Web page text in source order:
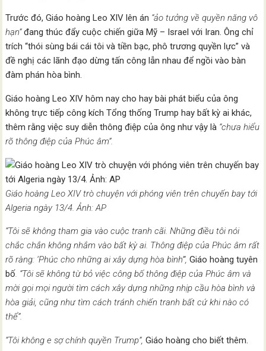
Trước đó, Giáo hoàng Leo XIV lên án “ảo tưởng về quyền năng vô
hạn”đang thúc đẩy cuộc chiến giữa Mỹ – Israel với Iran. Ông chỉ
trích “thói sùng bái cái tôi và tiền bạc, phô trương quyền lực” và
đề nghị các lãnh đạo dừng tấn công lẫn nhau để ngồi vào bàn
đàm phán hòa bình.
Giáo hoàng Leo XIV hôm nay cho hay bài phát biểu của ông
không trực tiếp công kích Tổng thống Trump hay bất kỳ ai khác,
thêm rằng việc suy diễn thông điệp của ông như vậy là “chưa hiểu
rõ thông điệp của Phúc âm”.
Giáo hoàng Leo XIV trò chuyện với phóng viên trên chuyến bay tới
Algeria ngày 13/4. Ảnh: AP
“Tôi sẽ không tham gia vào cuộc tranh cãi. Những điều tôi nói
chắc chắn không nhắm vào bất kỳ ai. Thông điệp của Phúc âm rất
rõ ràng: ‘Phúc cho những ai xây dựng hòa bình'”,Giáo hoàng tuyên
bố. “Tôi sẽ không từ bỏ việc công bố thông điệp của Phúc âm và
mời gọi mọi người tìm cách xây dựng những nhịp cầu hòa bình và
hòa giải, cũng như tìm cách tránh chiến tranh bất cứ khi nào có
thể”.
“Tôi không e sợ chính quyền Trump”,Giáo hoàng cho biết thêm.